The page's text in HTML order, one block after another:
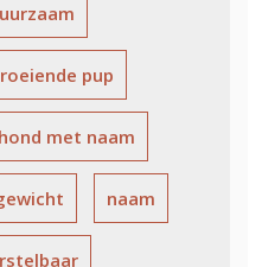
pup
met naam
naam